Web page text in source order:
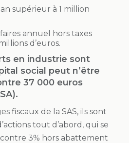
supérieur à 1 million
annuel hors taxes
d’euros.
en industrie sont
social peut n’être
37 000 euros
fiscaux de la SAS, ils sont
tout d’abord, qui se
3% hors abattement